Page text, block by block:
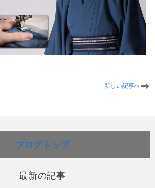
新しい記事へ
ブログトップ
最新の記事